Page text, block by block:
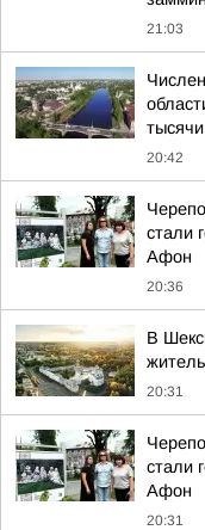
21:03
20:42
стали
Афон
20:36
В
20:31
стали
Афон
20:31